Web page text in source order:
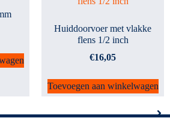
Huiddoorvoer met vlakke
flens 1/2 inch
€16,05
Toevoegen aan winkelwagen